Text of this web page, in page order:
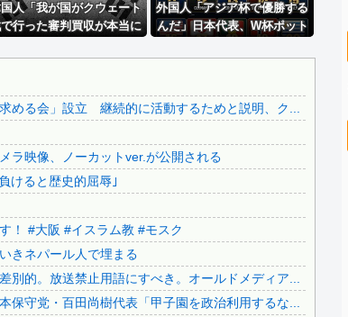
報】 太鼓の達人、お馴染みのフォントの使用料が年間6...
報】 マイナ保険証のクソぶり、バレるｗｗｗｗｗｗｗｗ...
見動画】手術中に熊本地震発生…熊本総合病院の例のカメ...
活保護】永住外国人が日本人平均超え...
ぜ？】中国企業に取得されたマンション、日本人が出てい...
のち】れいわ支持者「『れいわ信者』『れいわ知能』は差...
旅行キャンセルすべきか…1万年ぶり史上最大級の火山の...
力な韓国代表、オーストリアにも0-1で敗北…3月のA...
節がある月なのに…3月のカレンダーに日本の富士山・...
代表、コートジボワールに0対4で完敗＝韓国の反応
人「我が国がクウェート
行った審判買収が本当に
これはダメなやつ…（ﾌﾞ
外国人「アジア杯で優勝する
んだ」日本代表、W杯ポット
出場枠「64」なら追い風に！
熱視線！【海外の反応】
める会」設立 継続的に活動するためと説明、ク...
ラ映像、ノーカットver.が公開される
けると歴史的屈辱｣
！ #大阪 #イスラム教 #モスク
きネパール人で埋まる
別的。放送禁止用語にすべき。オールドメディア...
守党・百田尚樹代表「甲子園を政治利用するな...